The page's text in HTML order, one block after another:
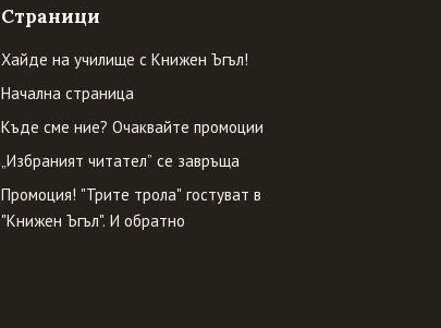
Страници
Хайде на училище с Книжен Ъгъл!
Начална страница
Къде сме ние? Очаквайте промоции
„Избраният читател” се завръща
Промоция! "Трите трола" гостуват в
"Книжен Ъгъл". И обратно